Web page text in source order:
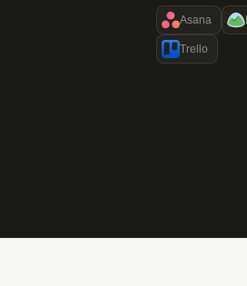
Asana
Trello